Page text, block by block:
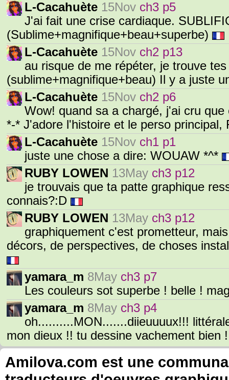
L-Cacahuète 15Nov ch3 p5
J'ai fait une crise cardiaque.
(Sublime+magnifique+beau+superbe)
L-Cacahuète 15Nov ch2 p13
au risque de me répéter, je trouve
(sublime+magnifique+beau) Il y a juste
L-Cacahuète 15Nov ch2 p6
Wow! quand sa a chargé, j'ai cru
*-* J'adore l'histoire et le perso
L-Cacahuète 15Nov ch1 p1
juste une chose a dire: WOUAW *^*
RUBY LOWEN 13May ch3 p12
je trouvais que ta patte graphique
connais?:D
RUBY LOWEN 13May ch3 p12
graphiquement c'est prometteur,
décors, de perspectives, de choses
yamara_m 8May ch3 p7
Les couleurs sot superbe ! belle !
yamara_m 8May ch3 p4
oh..........MON.......diieuuuux!!!
mon dieux !! tu dessine vachement bien
Amilova.com est une